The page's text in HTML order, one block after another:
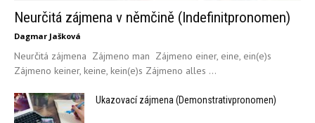
Neurčitá zájmena v němčině (Indefinitpronomen)
Dagmar Jašková
Neurčitá zájmena Zájmeno man Zájmeno einer, eine, ein(e)s
Zájmeno keiner, keine, kein(e)s Zájmeno alles ...
Ukazovací zájmena (Demonstrativpronomen)